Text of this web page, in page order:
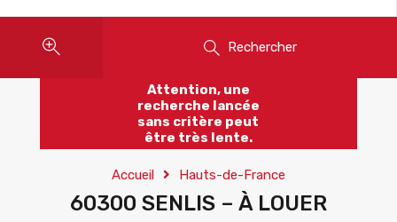
Rechercher
Attention, une
recherche lancée
sans critère peut
être très lente.
Accueil Hauts-de-France
60300 SENLIS – À LOUER